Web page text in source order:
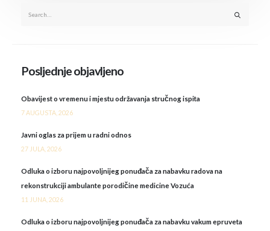
Posljednje objavljeno
Obavijest o vremenu i mjestu održavanja stručnog ispita
7 AUGUSTA, 2026
Javni oglas za prijem u radni odnos
27 JULA, 2026
Odluka o izboru najpovoljnijeg ponuđača za nabavku radova na
rekonstrukciji ambulante porodičine medicine Vozuća
11 JUNA, 2026
Odluka o izboru najpovoljnijeg ponuđača za nabavku vakum epruveta